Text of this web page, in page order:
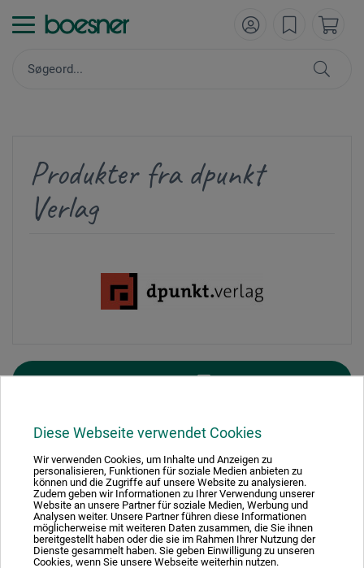
Diese Webseite verwendet Cookies
Wir verwenden Cookies, um Inhalte und Anzeigen zu
personalisieren, Funktionen für soziale Medien anbieten zu
können und die Zugriffe auf unsere Website zu analysieren.
Zudem geben wir Informationen zu Ihrer Verwendung unserer
Website an unsere Partner für soziale Medien, Werbung und
Analysen weiter. Unsere Partner führen diese Informationen
möglicherweise mit weiteren Daten zusammen, die Sie ihnen
bereitgestellt haben oder die sie im Rahmen Ihrer Nutzung der
Dienste gesammelt haben. Sie geben Einwilligung zu unseren
Cookies, wenn Sie unsere Webseite weiterhin nutzen.
Produkter fra dpunkt
Verlag
1